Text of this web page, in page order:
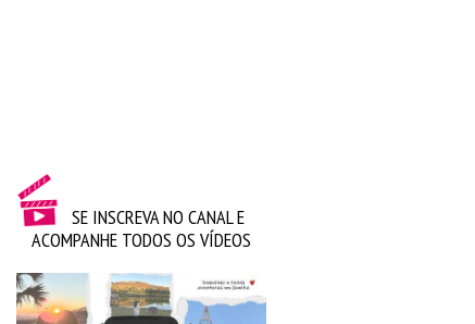
SE INSCREVA NO CANAL E
ACOMPANHE TODOS OS VÍDEOS